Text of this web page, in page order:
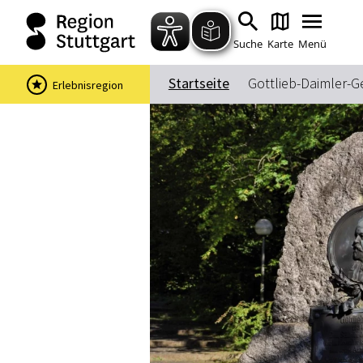
Suche Karte Menü
Startseite Gottlieb-Daimler-
Erlebnisregion